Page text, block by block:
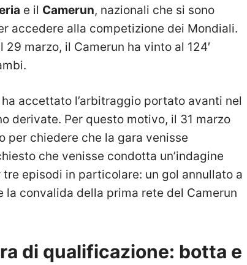
e il Camerun, nazionali che si sono
accedere alla competizione dei Mondiali.
marzo, il Camerun ha vinto al 124′
accettato l’arbitraggio portato avanti nel
derivate. Per questo motivo, il 31 marzo
per chiedere che la gara venisse
che venisse condotta un’indagine
tre episodi in particolare: un gol annullato a
la convalida della prima rete del Camerun
di qualificazione: botta e